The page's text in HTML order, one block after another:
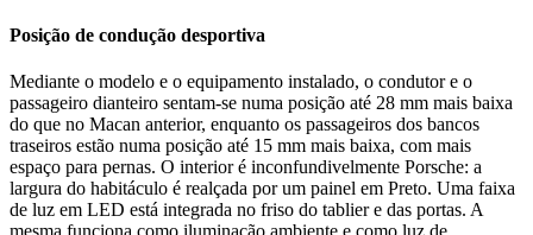
Posição de condução desportiva
Mediante o modelo e o equipamento instalado, o condutor e o
passageiro dianteiro sentam-se numa posição até 28 mm mais baixa
do que no Macan anterior, enquanto os passageiros dos bancos
traseiros estão numa posição até 15 mm mais baixa, com mais
espaço para pernas. O interior é inconfundivelmente Porsche: a
largura do habitáculo é realçada por um painel em Preto. Uma faixa
de luz em LED está integrada no friso do tablier e das portas. A